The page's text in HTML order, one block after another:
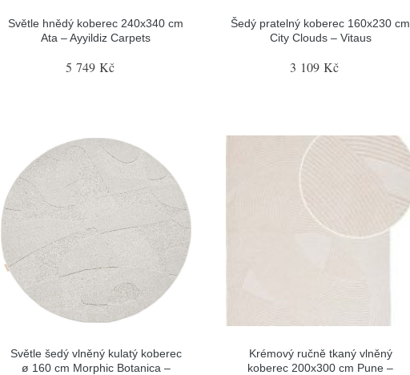
Světle hnědý koberec 240x340 cm
Ata – Ayyildiz Carpets
5 749 Kč
Šedý pratelný koberec 160x230 cm
City Clouds – Vitaus
3 109 Kč
Světle šedý vlněný kulatý koberec
ø 160 cm Morphic Botanica –
Krémový ručně tkaný vlněný
koberec 200x300 cm Pune –